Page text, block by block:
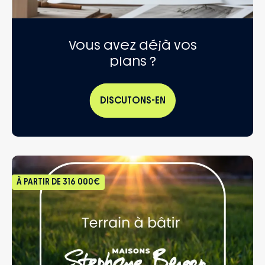
Vous avez déjà vos
plans ?
DISCUTONS-EN
À PARTIR DE 316 000€